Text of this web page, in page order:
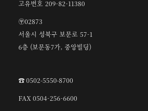
고유번호 209-82-11380
〶02873
서울시 성북구 보문로 57-1
6층 (보문동7가, 중앙빌딩)
☎︎ 0502-5550-8700
FAX 0504-256-6600